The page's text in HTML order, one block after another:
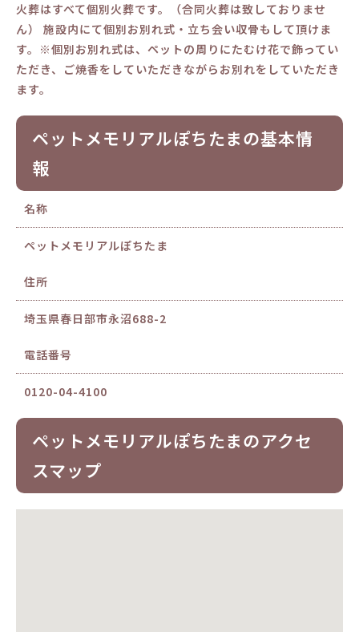
火葬はすべて個別火葬です。（合同火葬は致しておりませ
ん） 施設内にて個別お別れ式・立ち会い収骨もして頂けま
す。※個別お別れ式は、ペットの周りにたむけ花で飾ってい
ただき、ご焼香をしていただきながらお別れをしていただき
ます。
ペットメモリアルぽちたまの基本情
報
名称
ペットメモリアルぽちたま
住所
埼玉県春日部市永沼688-2
電話番号
0120-04-4100
ペットメモリアルぽちたまのアクセ
スマップ